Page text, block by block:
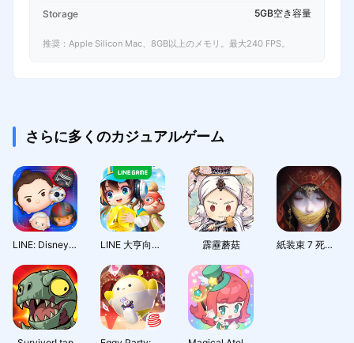
Storage 5GB空き容量
推奨：Apple Silicon Mac、8GB以上のメモリ。最大240 FPS。
さらに多くのカジュアルゲーム
LINE: Disney Tsum Tsum LINE 大亨向前衝 霹靂蘑菇 紙装束 7 死の絆